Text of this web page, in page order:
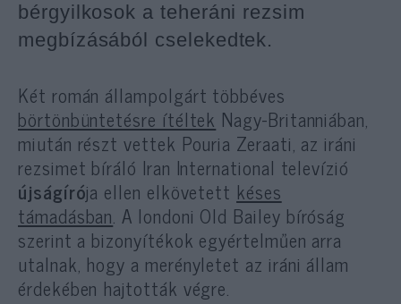
bérgyilkosok a teheráni rezsim
megbízásából cselekedtek.
Két román állampolgárt többéves
börtönbüntetésre ítéltek Nagy-Britanniában,
miután részt vettek Pouria Zeraati, az iráni
rezsimet bíráló Iran International televízió
újságírója ellen elkövetett késes
támadásban. A londoni Old Bailey bíróság
szerint a bizonyítékok egyértelműen arra
utalnak, hogy a merényletet az iráni állam
érdekében hajtották végre.